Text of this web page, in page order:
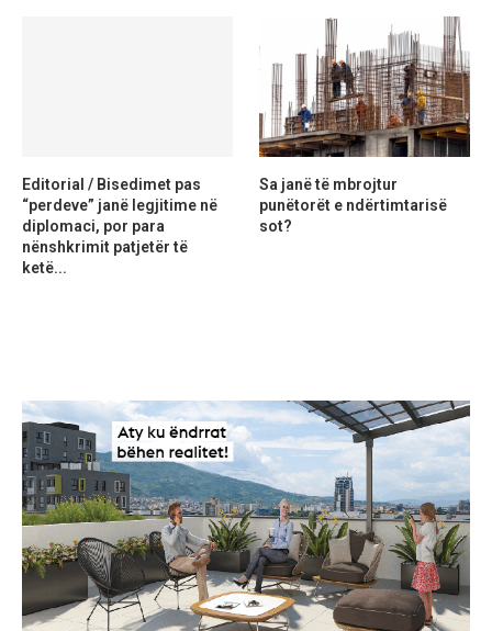
Editorial / Bisedimet pas
“perdeve” janë legjitime në
diplomaci, por para
nënshkrimit patjetër të
ketë...
Sa janë të mbrojtur
punëtorët e ndërtimtarisë
sot?